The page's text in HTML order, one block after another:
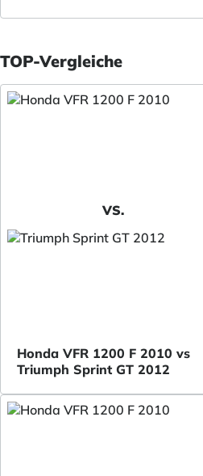
TOP-Vergleiche
VS.
Honda VFR 1200 F 2010 vs
Triumph Sprint GT 2012